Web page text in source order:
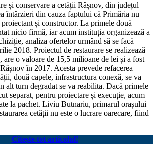
și conservare a cetății Râșnov, din județul
întârzieri din cauza faptului că Primăria nu
proiectant și constructor. La primele două
nicio firmă, iar acum instituția organizează a
analiza ofertelor urmând să se facă
2018. Proiectul de restaurare se realizează
are o valoare de 15,5 milioane de lei și a fost
în 2017. Acesta prevede refacerea
două capele, infrastructura conexă, se va
alt turn degradat se va reabilita. Dacă primele
separat, pentru proiectare și execuție, acum
la pachet. Liviu Butnariu, primarul orașului
cetății nu este o lucrare oarecare, fiind
Citește tot articolul!